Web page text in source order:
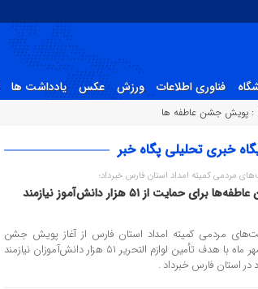
فناوری اطلاعات ورزش عکس یادداشت ها
: پویش جشن عاطفه ها
خبری تحلیلی پگاه خبر
مردمی کمیته امداد استان فارس خبرداد؛
اجرای پویش جشن عاطفه‌ها برای حمایت از ۵۱ هزار دانش‌آموز نیازمند
مردمی کمیته امداد استان فارس از آغاز پویش جشن
عاطفه‌ها تا پانزدهم مهر ماه با هدف تأمین لوازم التحریر ۵۱ هزار دانش‌آموزان نیازمند
استان فارس خبرداد .